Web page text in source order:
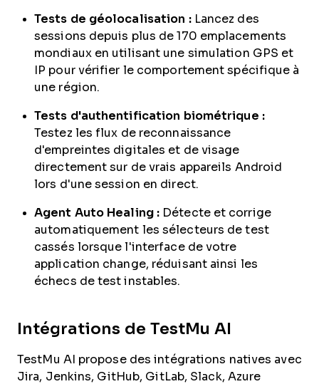
Tests de géolocalisation :Lancez des
sessions depuis plus de 170 emplacements
mondiaux en utilisant une simulation GPS et
IP pour vérifier le comportement spécifique à
une région.
Tests d'authentification biométrique :
Testez les flux de reconnaissance
d'empreintes digitales et de visage
directement sur de vrais appareils Android
lors d'une session en direct.
Agent Auto Healing : Détecte et corrige
automatiquement les sélecteurs de test
cassés lorsque l'interface de votre
application change, réduisant ainsi les
échecs de test instables.
Intégrations de TestMu AI
TestMu AI propose des intégrations natives avec
Jira, Jenkins, GitHub, GitLab, Slack, Azure